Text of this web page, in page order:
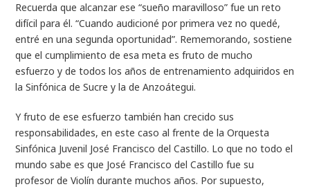
Recuerda que alcanzar ese “sueño maravilloso” fue un reto
difícil para él. “Cuando audicioné por primera vez no quedé,
entré en una segunda oportunidad”. Rememorando, sostiene
que el cumplimiento de esa meta es fruto de mucho
esfuerzo y de todos los años de entrenamiento adquiridos en
la Sinfónica de Sucre y la de Anzoátegui.
Y fruto de ese esfuerzo también han crecido sus
responsabilidades, en este caso al frente de la Orquesta
Sinfónica Juvenil José Francisco del Castillo. Lo que no todo el
mundo sabe es que José Francisco del Castillo fue su
profesor de Violín durante muchos años. Por supuesto,